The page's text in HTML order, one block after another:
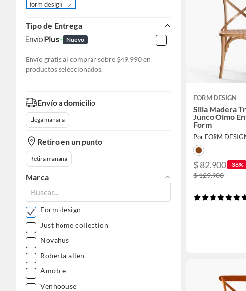
form design
Tipo de Entrega
Nuevo
Envío gratis al comprar sobre $49.990 en
productos seleccionados.
Envío a domicilio
Llega mañana
Retiro en un punto
Retira mañana
Marca
Form design
Just home collection
Novahus
Roberta allen
Amoble
Venhoouse
FORM DESIGN
Silla Madera
Junco Olmo
Form
Por FORM
$ 82.900 -36%
$ 129.900